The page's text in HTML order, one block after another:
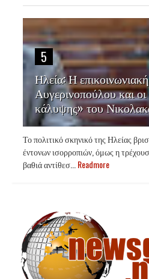
5
Ηλεία: Η
Αυγερινοπούλου και
κάλυψης» του
Το πολιτικό σκηνικό της Ηλείας
έντονων ισορροπιών, όμως η
βαθιά αντίθεσ... Readmore